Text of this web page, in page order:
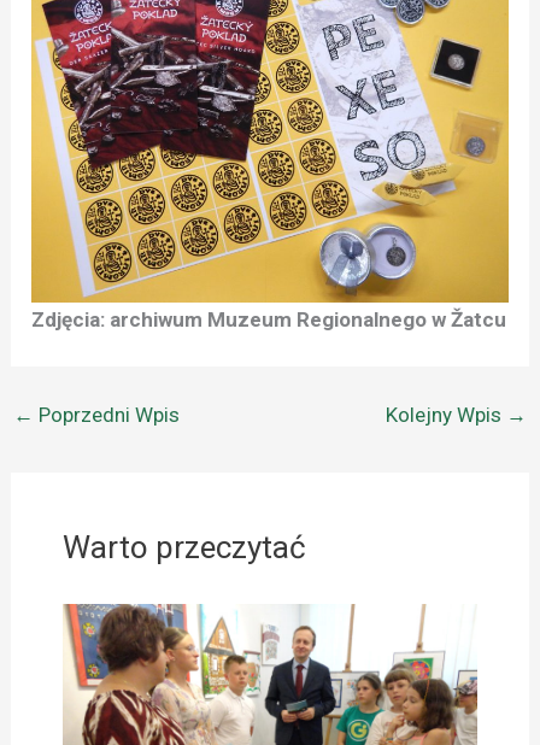
Zdjęcia: archiwum Muzeum Regionalnego w Žatcu
← Poprzedni Wpis Kolejny Wpis →
Warto przeczytać